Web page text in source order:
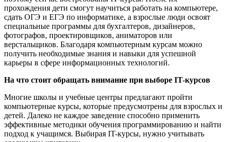
прохождения дети смогут научиться работать на компьютере,
сдать ОГЭ и ЕГЭ по информатике, а взрослые люди освоят
специальные программы для бухгалтеров, дизайнеров,
фотографов, проектировщиков, аниматоров или
верстальщиков. Благодаря компьютерным курсам можно
получить необходимые знания и навыки для успешной
карьеры в сфере информационных технологий.
На что стоит обращать внимание при выборе IT-курсов
Многие школы и учебные центры предлагают пройти
компьютерные курсы, которые предусмотрены для взрослых и
детей. Далеко не каждое заведение способно применить
эффективные методики обучения программированию и найти
подход к учащимся. Выбирая IT-курсы, нужно учитывать